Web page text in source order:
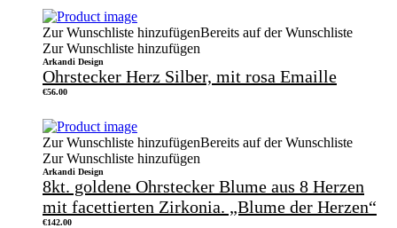
Zur Wunschliste hinzufügenBereits auf der Wunschliste
Zur Wunschliste hinzufügen
Arkandi Design
Ohrstecker Herz Silber, mit rosa Emaille
€56.00
Zur Wunschliste hinzufügenBereits auf der Wunschliste
Zur Wunschliste hinzufügen
Arkandi Design
8kt. goldene Ohrstecker Blume aus 8 Herzen
mit facettierten Zirkonia. „Blume der Herzen“
€142.00